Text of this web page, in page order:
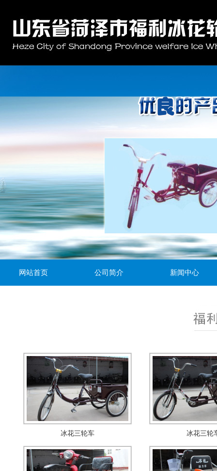
网站首页 公司简介 新闻中心
冰花三轮车 冰花三轮